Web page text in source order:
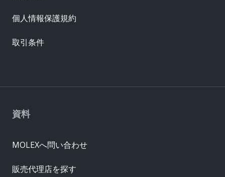
資料
MOLEXへ問い合わせ
販売代理店を探す
個人情報保護規約
取引条件